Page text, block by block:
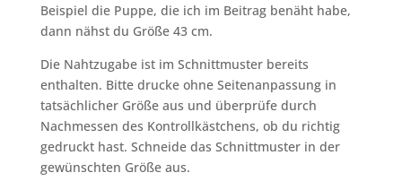
Beispiel die Puppe, die ich im Beitrag benäht habe,
dann nähst du Größe 43 cm.
Die Nahtzugabe ist im Schnittmuster bereits
enthalten. Bitte drucke ohne Seitenanpassung in
tatsächlicher Größe aus und überprüfe durch
Nachmessen des Kontrollkästchens, ob du richtig
gedruckt hast. Schneide das Schnittmuster in der
gewünschten Größe aus.